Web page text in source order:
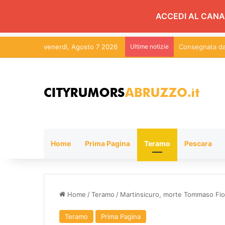
ACCEDI AL
venerdì, Agosto 7 2026 Ultime notizie Consegnata
Home Prima Pagina Teramo Pescara
Home /Teramo / Martinsicuro, morte Tommaso
Teramo Prima Pagina